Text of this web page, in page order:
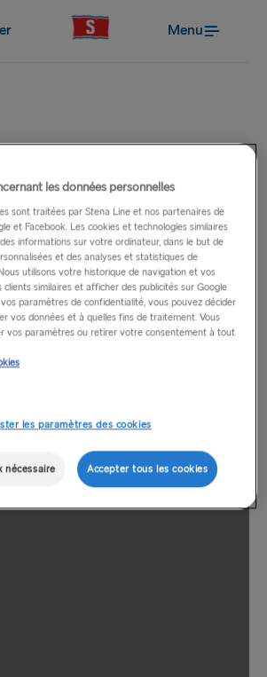
Menu
Stena Spirit
les données personnelles
sont traitées par Stena Line et nos partenaires de
et Facebook. Les cookies et technologies similaires
informations sur votre ordinateur, dans le but de
et des analyses et statistiques de
utilisons votre historique de navigation et vos
similaires et afficher des publicités sur Google
paramètres de confidentialité, vous pouvez décider
vos données et à quelles fins de traitement. Vous
vos paramètres ou retirer votre consentement à tout
les paramètres des cookies
nécessaire Accepter tous les cookies